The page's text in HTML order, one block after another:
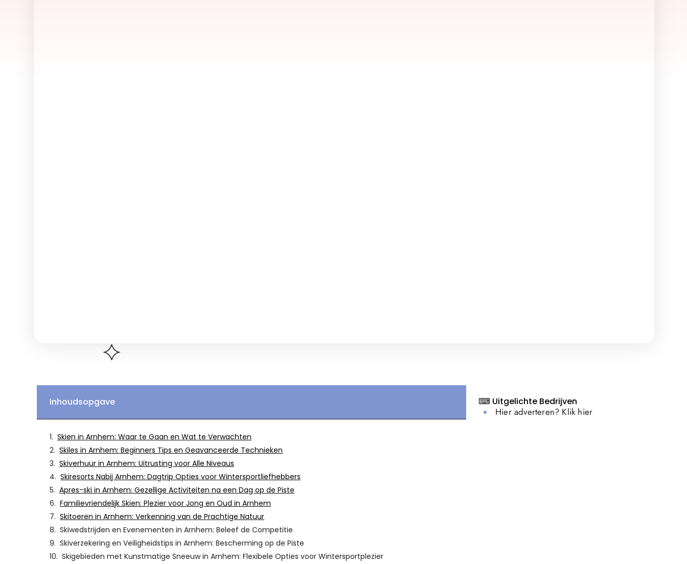
Inhoudsopgave
Skien in Arnhem: Waar te Gaan en Wat te Verwachten
Skiles in Arnhem: Beginners Tips en Geavanceerde Technieken
Skiverhuur in Arnhem: Uitrusting voor Alle Niveaus
Skiresorts Nabij Arnhem: Dagtrip Opties voor Wintersportliefhebbers
Apres-ski in Arnhem: Gezellige Activiteiten na een Dag op de Piste
Familievriendelijk Skien: Plezier voor Jong en Oud in Arnhem
Skitoeren in Arnhem: Verkenning van de Prachtige Natuur
Skiwedstrijden en Evenementen in Arnhem: Beleef de Competitie
Skiverzekering en Veiligheidstips in Arnhem: Bescherming op de Piste
Skigebieden met Kunstmatige Sneeuw in Arnhem: Flexibele Opties voor Wintersportplezier
⌨ Uitgelichte Bedrijven
Hier adverteren? Klik hier